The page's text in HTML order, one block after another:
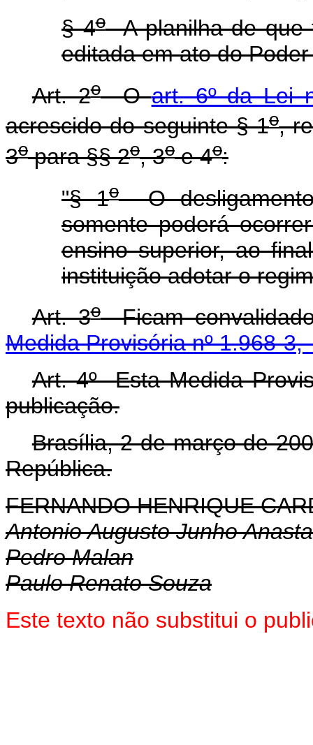
§ 4oA planilha de que
editada em ato do
Art. 2oOart. 6º da Lei
acrescido do seguinte § 1o,
3opara §§ 2o, 3oe 4o:
"§ 1oO desligamento
somente poderá
ensino superior, ao
instituição adotar o
Art. 3oFicam
Medida Provisória nº 1.968-
Art. 4º Esta Medida
publicação.
Brasília, 2 de março de
República.
FERNANDO HENRIQUE
Antonio Augusto Junho
Pedro Malan
Paulo Renato Souza
Este texto não substitui o